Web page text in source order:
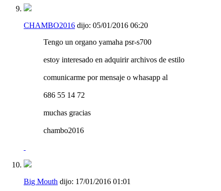
CHAMBO2016 dijo: 05/01/2016 06:20
Tengo un organo yamaha psr-s700
estoy interesado en adquirir archivos de estilo
comunicarme por mensaje o whasapp al
686 55 14 72
muchas gracias
chambo2016
Big Mouth dijo: 17/01/2016 01:01